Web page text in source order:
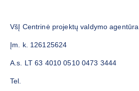
VšĮ Centrinė projektų valdymo agentūra
Įm. k. 126125624
A.s. LT 63 4010 0510 0473 3444
Tel.